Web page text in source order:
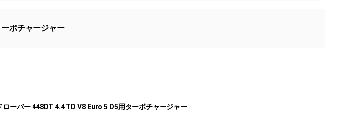
ボチャージャー
ーバー 448DT 4.4 TD V8 Euro 5 D5用ターボチャージャー